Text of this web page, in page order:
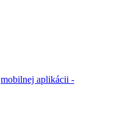
mobilnej aplikácii -